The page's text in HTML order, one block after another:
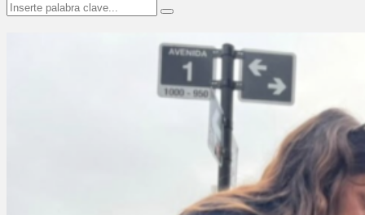
Search
for:
Search